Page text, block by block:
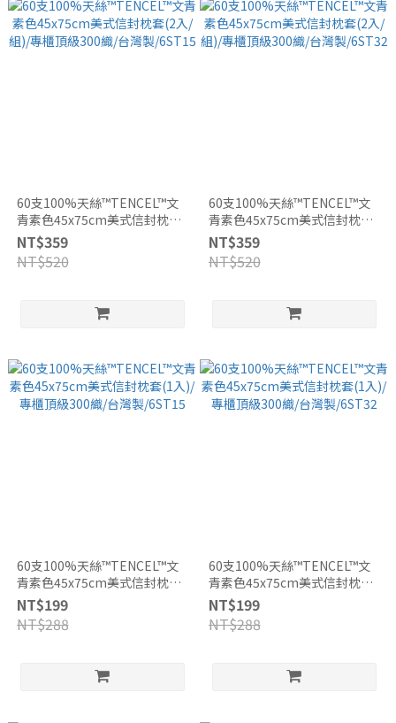
60支100%天絲™TENCEL™文
青素色45x75cm美式信封枕套
(2入/組)/專櫃頂級300織/台灣
製/6ST15
NT$359
NT$520
60支100%天絲™TENCEL™文
青素色45x75cm美式信封枕套
(2入/組)/專櫃頂級300織/台灣
製/6ST32
NT$359
NT$520
60支100%天絲™TENCEL™文
青素色45x75cm美式信封枕套
(1入)/專櫃頂級300織/台灣
製/6ST15
NT$199
NT$288
60支100%天絲™TENCEL™文
青素色45x75cm美式信封枕套
(1入)/專櫃頂級300織/台灣
製/6ST32
NT$199
NT$288